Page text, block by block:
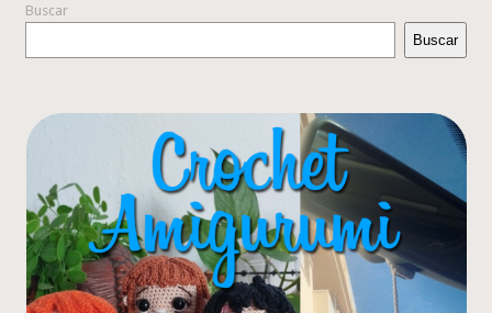
Buscar
Buscar